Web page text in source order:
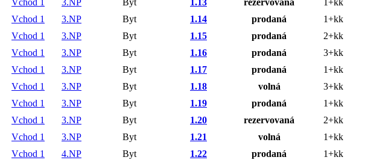
Vchod 1
3.NP Byt 1.14 prodaná 1+kk
Vchod 1
3.NP Byt 1.15 prodaná 2+kk
Vchod 1
3.NP Byt 1.16 prodaná 3+kk
Vchod 1
3.NP Byt 1.17 prodaná 1+kk
Vchod 1
3.NP Byt 1.18 volná 3+kk
Vchod 1
3.NP Byt 1.19 prodaná 1+kk
Vchod 1
3.NP Byt 1.20 rezervovaná 2+kk
Vchod 1
3.NP Byt 1.21 volná 1+kk
Vchod 1
4.NP Byt 1.22 prodaná 1+kk